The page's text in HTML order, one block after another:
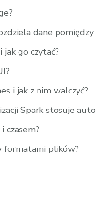
dane pomiędzy
go czytać?
i jak z nim walczyć?
Spark stosuje
czasem?
formatami plików?